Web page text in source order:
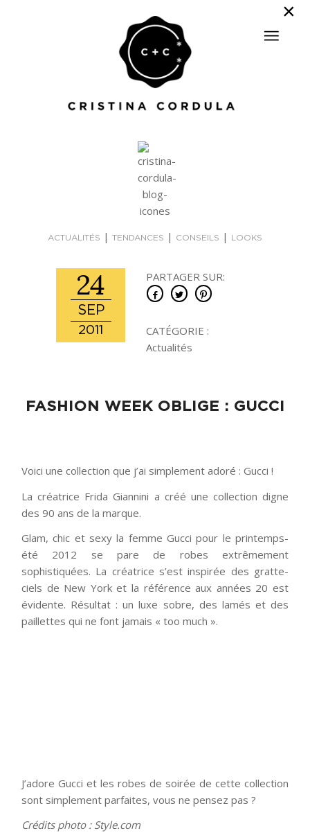
ACTUALITÉS | TENDANCES | CONSEILS | LOOKS
24
SEP
2011
PARTAGER SUR:
CATÉGORIE :
Actualités
FASHION WEEK OBLIGE : GUCCI
Voici une collection que j’ai simplement adoré : Gucci !
La créatrice Frida Giannini a créé une collection digne
des 90 ans de la marque.
Glam, chic et sexy la femme Gucci pour le printemps-
été 2012 se pare de robes extrêmement
sophistiquées. La créatrice s’est inspirée des gratte-
ciels de New York et la référence aux années 20 est
évidente. Résultat : un luxe sobre, des lamés et des
paillettes qui ne font jamais « too much ».
J’adore Gucci et les robes de soirée de cette collection
sont simplement parfaites, vous ne pensez pas ?
Crédits photo : Style.com